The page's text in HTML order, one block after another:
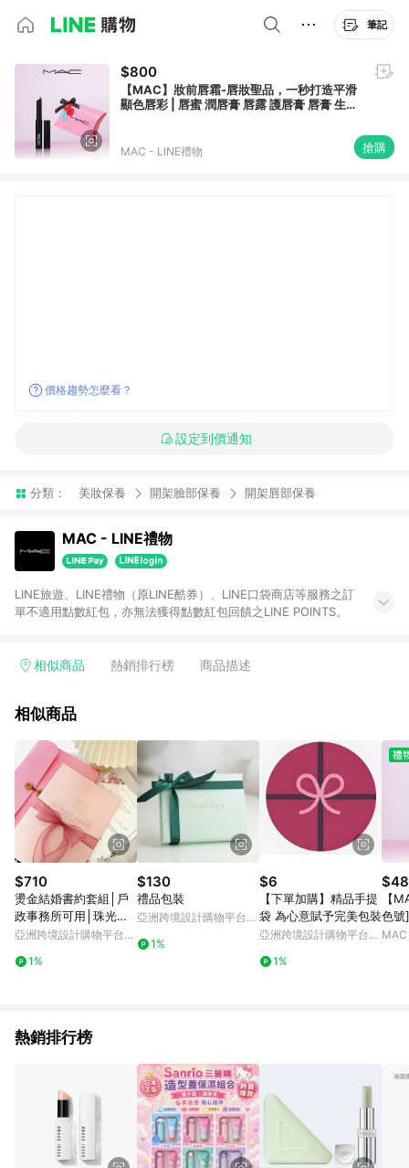
筆記
$800
【MAC】妝前唇霜-唇妝聖品，一秒打造平滑
顯色唇彩 | 唇蜜 潤唇膏 唇露 護唇膏 唇膏 生日
MAC - LINE禮物 搶購
價格趨勢怎麼看？
設定到價通知
分類： 美妝保養 開架臉部保養 開架唇部保養
MAC - LINE禮物
LINE旅遊、LINE禮物（原LINE酷券）、LINE口袋商店等服務之訂
單不適用點數紅包，亦無法獲得點數紅包回饋之LINE POINTS。
相似商品 熱銷排行榜 商品描述
相似商品
$710
燙金結婚書約套組│戶
政事務所可用│珠光櫻
花粉│結婚書約
亞洲跨境設計購物平台
1%
$130
禮品包裝
亞洲跨境設計購物平台
1%
$6
【下單加購】精品手提
袋 為心意賦予完美包裝
亞洲跨境設計購物平台
1%
【
色號
精
熱銷排行榜